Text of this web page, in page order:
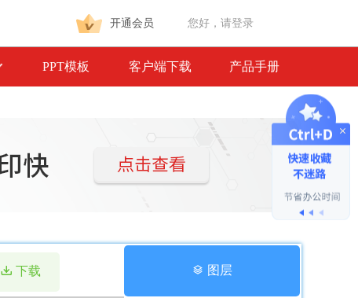
开通会员 您好，请登录
PPT模板 客户端下载 产品手册
 下载  图层